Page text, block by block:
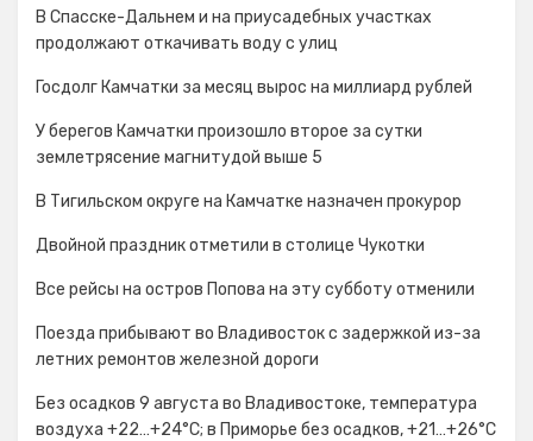
В Спасске-Дальнем и на приусадебных участках
продолжают откачивать воду с улиц
Госдолг Камчатки за месяц вырос на миллиард рублей
У берегов Камчатки произошло второе за сутки
землетрясение магнитудой выше 5
В Тигильском округе на Камчатке назначен прокурор
Двойной праздник отметили в столице Чукотки
Все рейсы на остров Попова на эту субботу отменили
Поезда прибывают во Владивосток с задержкой из-за
летних ремонтов железной дороги
Без осадков 9 августа во Владивостоке, температура
воздуха +22…+24°C; в Приморье без осадков, +21…+26°C